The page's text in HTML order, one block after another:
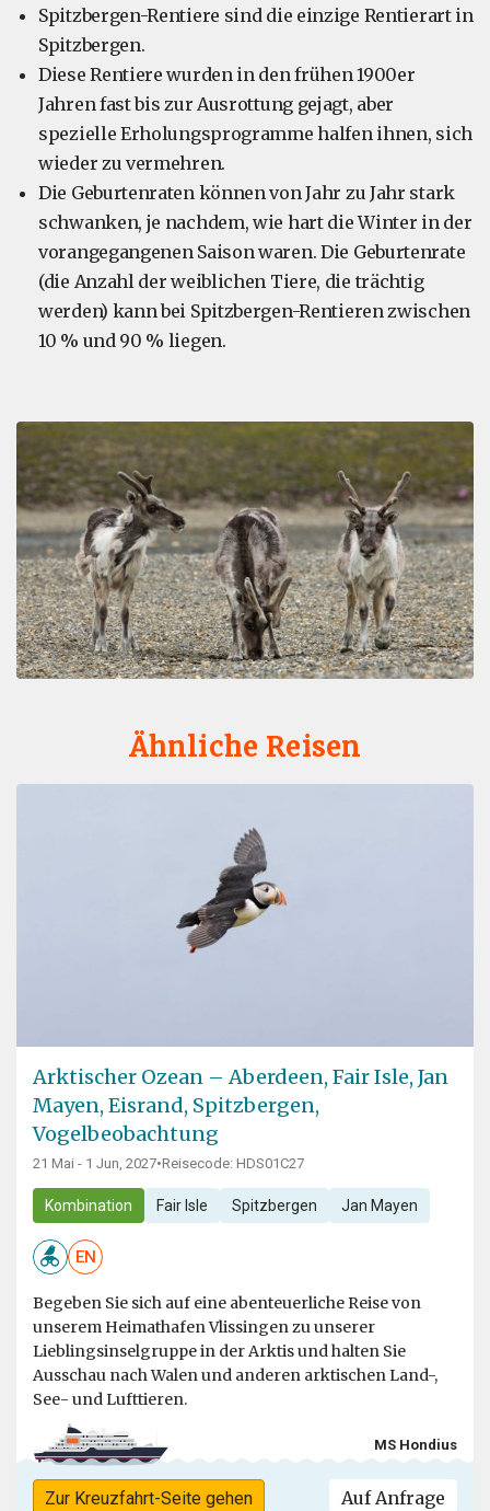
Spitzbergen-Rentiere sind die einzige Rentierart in
Spitzbergen.
Diese Rentiere wurden in den frühen 1900er
Jahren fast bis zur Ausrottung gejagt, aber
spezielle Erholungsprogramme halfen ihnen, sich
wieder zu vermehren.
Die Geburtenraten können von Jahr zu Jahr stark
schwanken, je nachdem, wie hart die Winter in der
vorangegangenen Saison waren. Die Geburtenrate
(die Anzahl der weiblichen Tiere, die trächtig
werden) kann bei Spitzbergen-Rentieren zwischen
10 % und 90 % liegen.
Ähnliche Reisen
Arktischer Ozean – Aberdeen, Fair Isle, Jan
Mayen, Eisrand, Spitzbergen,
Vogelbeobachtung
21 Mai - 1 Jun, 2027•Reisecode: HDS01C27
Kombination Fair Isle Spitzbergen Jan Mayen
EN
Begeben Sie sich auf eine abenteuerliche Reise von
unserem Heimathafen Vlissingen zu unserer
Lieblingsinselgruppe in der Arktis und halten Sie
Ausschau nach Walen und anderen arktischen Land-,
See- und Lufttieren.
MS Hondius
Zur Kreuzfahrt-Seite gehen Auf Anfrage